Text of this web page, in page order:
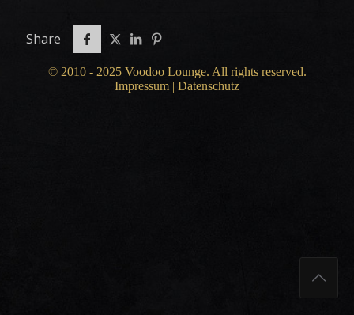
Share
© 2010 - 2025 Voodoo Lounge. All rights reserved.
Impressum | Datenschutz